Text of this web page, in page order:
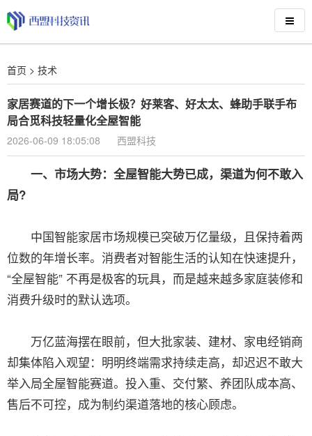
首页 > 技术
家居赛道的下一个增长极？好莱客、好太太、蜂助手联手布
局合觅科技轻量化全屋智能
2026-06-09 18:05:08 西盟科技
一、市场大势：全屋智能大势已成，渠道为何不敢入
局?
中国智能家居市场规模已突破万亿量级，且保持着两
位数的年增长率。消费者对智能生活的认知在快速提升，
“全屋智能” 不再是极客的玩具，而是越来越多家庭装修和
消费升级时的默认选项。
万亿蓝海摆在眼前，但大批家装、建材、家电经销商
却集体陷入观望：明明终端需求持续走高，却迟迟不敢大
举入局全屋智能赛道。投入重、交付繁、养团队成本高、
售后不可控，成为制约渠道落地的核心顾虑。